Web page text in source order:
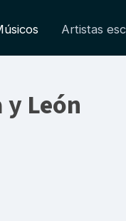
Artistas
León